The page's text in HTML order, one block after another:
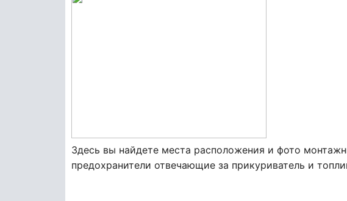
Здесь вы найдете места расположения и фото
предохранители отвечающие за прикуриватель и